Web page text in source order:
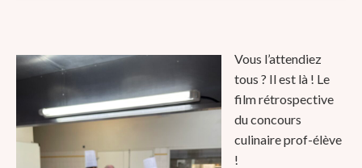
Vous l’attendiez
tous ? Il est là ! Le
film rétrospective
du concours
culinaire prof-élève
!